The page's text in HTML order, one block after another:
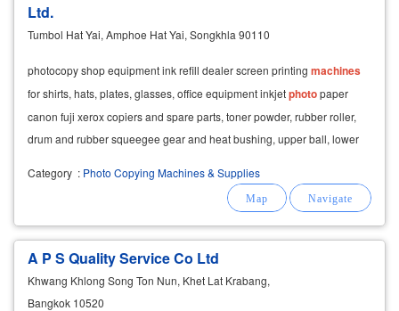
Ltd.
Tumbol Hat Yai, Amphoe Hat Yai, Songkhla 90110
photocopy shop equipment ink refill dealer screen printing machines
for shirts, hats, plates, glasses, office equipment inkjetphotopaper
canon fuji xerox copiers and spare parts, toner powder, rubber roller,
drum and rubber squeegee gear and heat bushing, upper ball, lower
Category : Photo Copying Machines & Supplies
A P S Quality Service Co Ltd
Khwang Khlong Song Ton Nun, Khet Lat Krabang,
Bangkok 10520